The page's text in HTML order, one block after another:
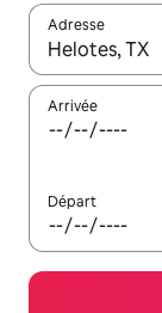
Adresse
Lorsque les
Arrivée
Départ